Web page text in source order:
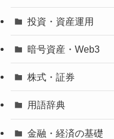
投資・資産運用
暗号資産・Web3
株式・証券
用語辞典
金融・経済の基礎